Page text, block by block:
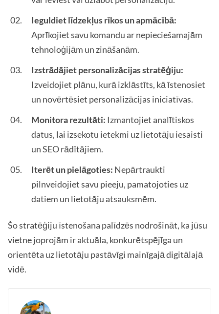
Ieguldiet līdzekļus rīkos un apmācībā:
Aprīkojiet savu komandu ar nepieciešamajām
tehnoloģijām un zināšanām.
Izstrādājiet personalizācijas stratēģiju:
Izveidojiet plānu, kurā izklāstīts, kā īstenosiet
un novērtēsiet personalizācijas iniciatīvas.
Monitora rezultāti: Izmantojiet analītiskos
datus, lai izsekotu ietekmi uz lietotāju iesaisti
un SEO rādītājiem.
Iterēt un pielāgoties: Nepārtraukti
pilnveidojiet savu pieeju, pamatojoties uz
datiem un lietotāju atsauksmēm.
Šo stratēģiju īstenošana palīdzēs nodrošināt, ka jūsu
vietne joprojām ir aktuāla, konkurētspējīga un
orientēta uz lietotāju pastāvīgi mainīgajā digitālajā
vidē.